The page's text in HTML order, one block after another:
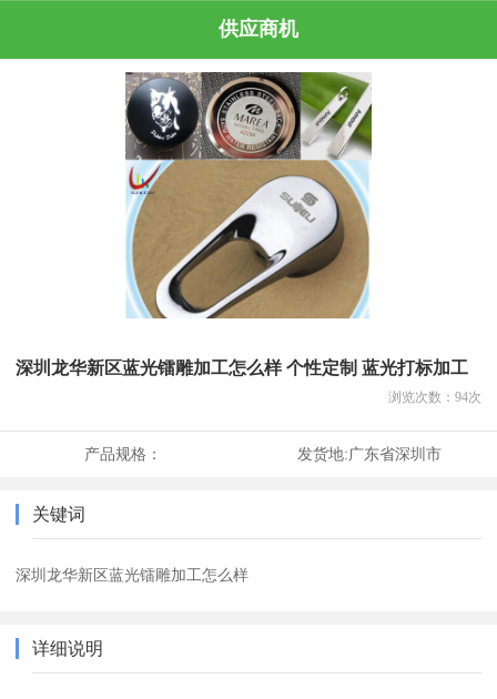
供应商机
深圳龙华新区蓝光镭雕加工怎么样 个性定制 蓝光打标加工
浏览次数： 94次
产品规格： 发货地:广东省深圳市
关键词
深圳龙华新区蓝光镭雕加工怎么样
详细说明